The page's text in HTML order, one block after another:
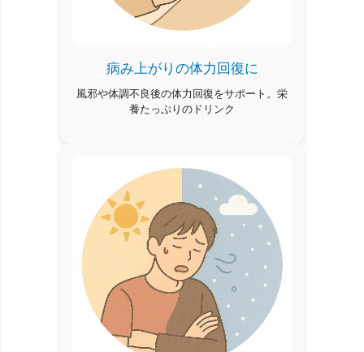
病み上がりの体力回復に
風邪や体調不良後の体力回復をサポート。栄
養たっぷりのドリンク